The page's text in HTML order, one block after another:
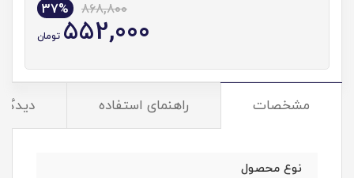
868,800
37%
552,000 تومان
مشخصات راهنمای استفاده
نوع محصول